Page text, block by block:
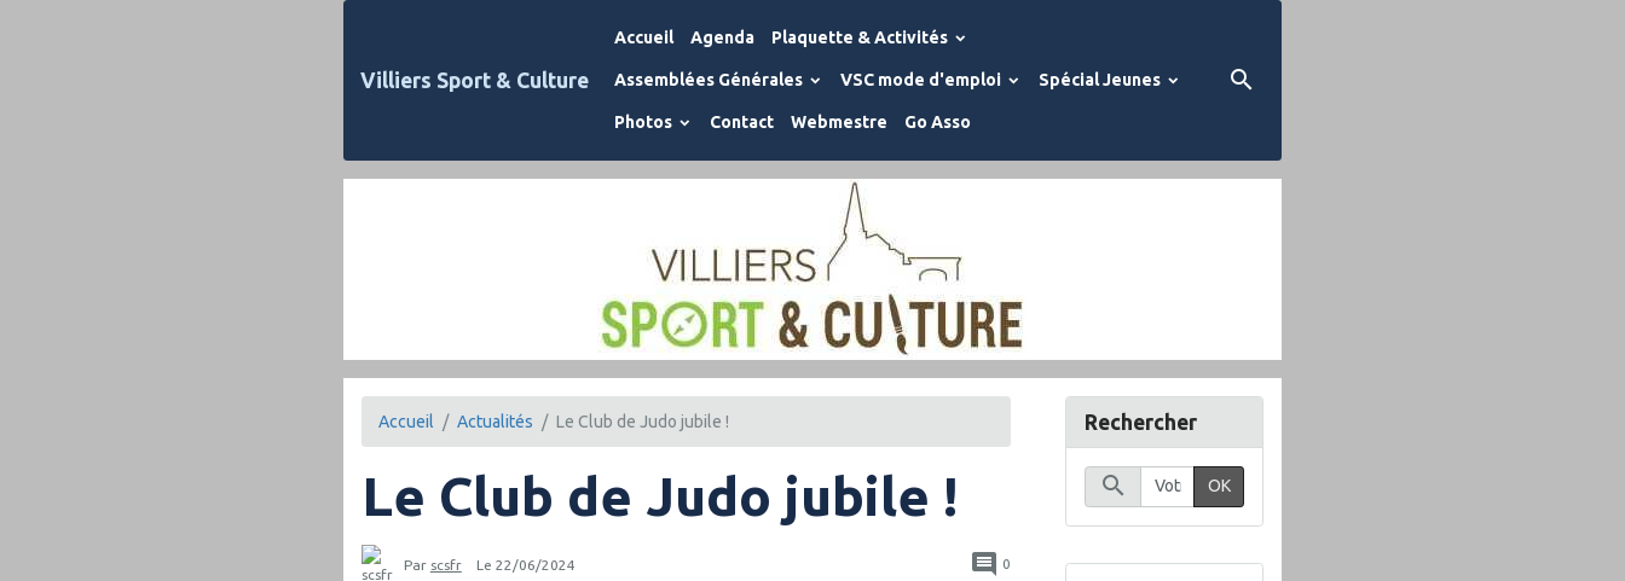
Villiers Sport & Culture
Accueil Agenda Plaquette & Activités
Assemblées Générales VSC mode d'emploi Spécial Jeunes
Photos Contact Webmestre Go Asso
Accueil Actualités Le Club de Judo jubile !
Le Club de Judo jubile !
Par scsfr Le 22/06/2024 0
Rechercher
OK